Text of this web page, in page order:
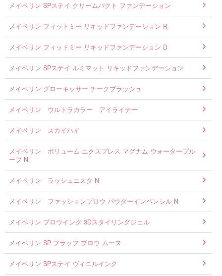
メイベリン SPステイ クリームパクト ファンデーション
メイベリン フィットミー リキッドファンデーション R
メイベリン フィットミー リキッドファンデーション D
メイベリン SPステイ ルミマット リキッドファンデーション
メイベリン グローキッサー チークブラッシュ
メイベリン ウルトラカラー アイライナー
メイベリン スカイハイ
メイベリン ボリューム エクスプレス マグナム ウォータープル
ーフ N
メイベリン ラッシュニスタ N
メイベリン ファッションブロウ パウダーインペンシル N
メイベリン ブロウインク 3Dスタイリングジェル
メイベリン SP フラッフ ブロウ ムース
メイベリン SPステイ ヴィニルインク